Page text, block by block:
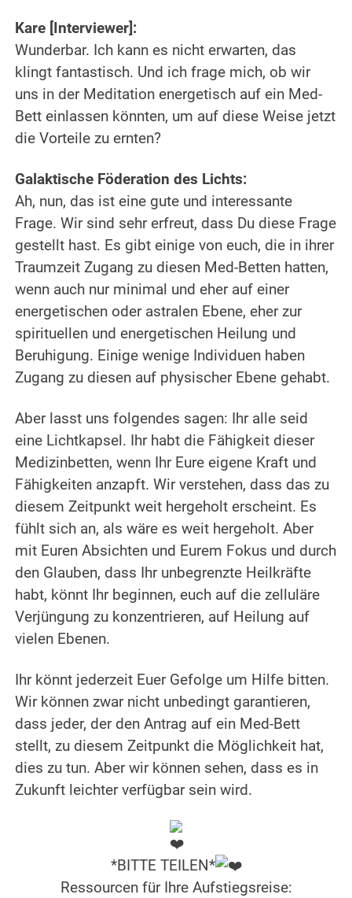
Kare [Interviewer]:
Wunderbar. Ich kann es nicht erwarten, das
klingt fantastisch. Und ich frage mich, ob wir
uns in der Meditation energetisch auf ein Med-
Bett einlassen könnten, um auf diese Weise jetzt
die Vorteile zu ernten?
Galaktische Föderation des Lichts:
Ah, nun, das ist eine gute und interessante
Frage. Wir sind sehr erfreut, dass Du diese Frage
gestellt hast. Es gibt einige von euch, die in ihrer
Traumzeit Zugang zu diesen Med-Betten hatten,
wenn auch nur minimal und eher auf einer
energetischen oder astralen Ebene, eher zur
spirituellen und energetischen Heilung und
Beruhigung. Einige wenige Individuen haben
Zugang zu diesen auf physischer Ebene gehabt.
Aber lasst uns folgendes sagen: Ihr alle seid
eine Lichtkapsel. Ihr habt die Fähigkeit dieser
Medizinbetten, wenn Ihr Eure eigene Kraft und
Fähigkeiten anzapft. Wir verstehen, dass das zu
diesem Zeitpunkt weit hergeholt erscheint. Es
fühlt sich an, als wäre es weit hergeholt. Aber
mit Euren Absichten und Eurem Fokus und durch
den Glauben, dass Ihr unbegrenzte Heilkräfte
habt, könnt Ihr beginnen, euch auf die zelluläre
Verjüngung zu konzentrieren, auf Heilung auf
vielen Ebenen.
Ihr könnt jederzeit Euer Gefolge um Hilfe bitten.
Wir können zwar nicht unbedingt garantieren,
dass jeder, der den Antrag auf ein Med-Bett
stellt, zu diesem Zeitpunkt die Möglichkeit hat,
dies zu tun. Aber wir können sehen, dass es in
Zukunft leichter verfügbar sein wird.
*BITTE TEILEN*
Ressourcen für Ihre Aufstiegsreise: